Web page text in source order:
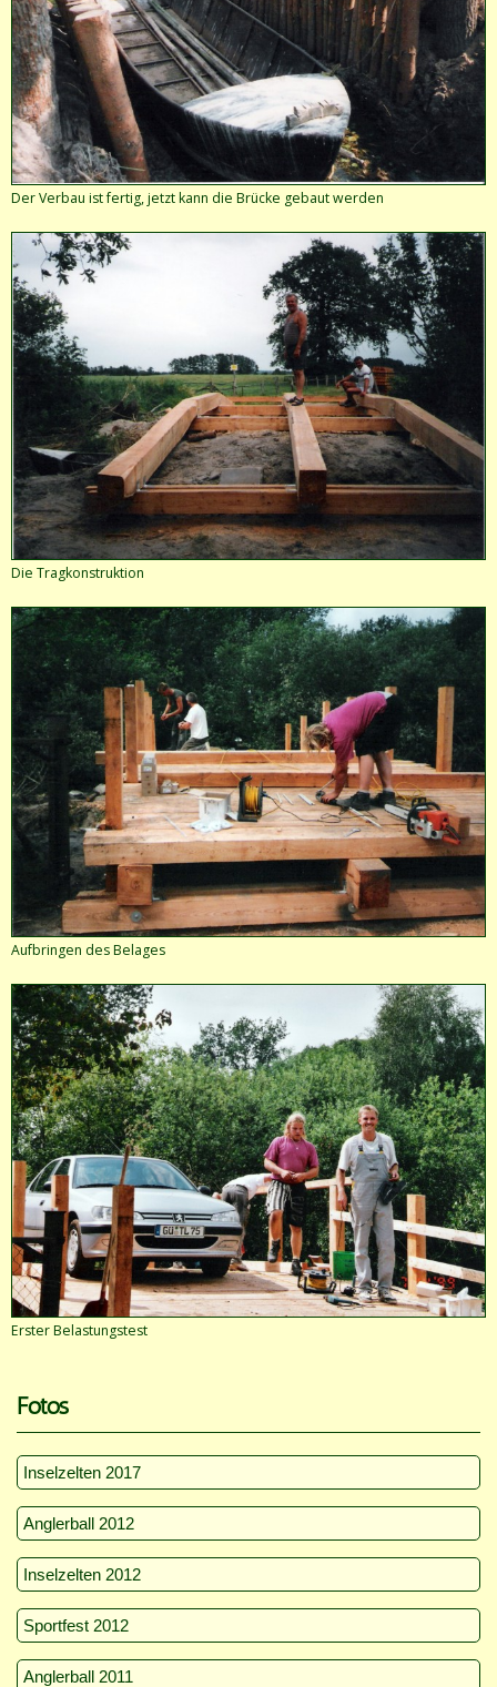
Der Verbau ist fertig, jetzt kann die Brücke gebaut werden
Die Tragkonstruktion
Aufbringen des Belages
Erster Belastungstest
Fotos
Inselzelten 2017
Anglerball 2012
Inselzelten 2012
Sportfest 2012
Anglerball 2011